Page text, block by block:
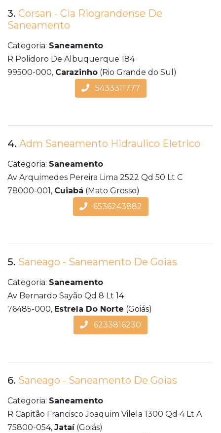
3. Corsan - Cia Riograndense De
Saneamento
Categoria: Saneamento
R Polidoro De Albuquerque 184
99500-000, Carazinho (Rio Grande do Sul)
5433311777
4. Adm Saneamento Hidraulico Eletrico
Categoria: Saneamento
Av Arquimedes Pereira Lima 2522 Qd 50 Lt C
78000-001, Cuiabá (Mato Grosso)
6536243882
5. Saneago - Saneamento De Goias
Categoria: Saneamento
Av Bernardo Sayão Qd 8 Lt 14
76485-000, Estrela Do Norte (Goiás)
6233816230
6. Saneago - Saneamento De Goias
Categoria: Saneamento
R Capitão Francisco Joaquim Vilela 1300 Qd 4 Lt A
75800-054, Jataí(Goiás)